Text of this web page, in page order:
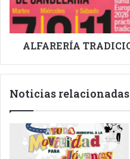
ALFARERÍA
Noticias relacionadas